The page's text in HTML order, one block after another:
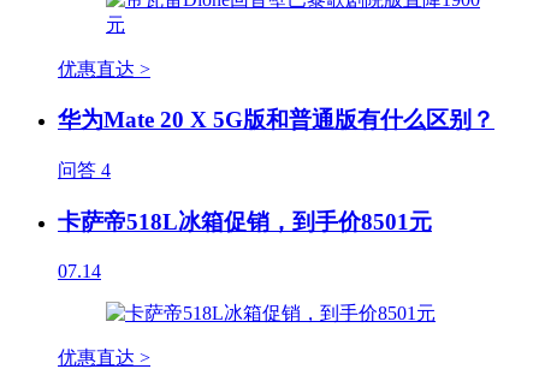
优惠直达 >
华为Mate 20 X 5G版和普通版有什么区别？
问答 4
卡萨帝518L冰箱促销，到手价8501元
07.14
优惠直达 >